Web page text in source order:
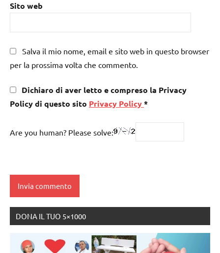
Sito web
Salva il mio nome, email e sito web in questo browser
per la prossima volta che commento.
Dichiaro di aver letto e compreso la Privacy
Policy di questo sito Privacy Policy*
Are you human? Please solve:
DONA IL TUO 5×1000